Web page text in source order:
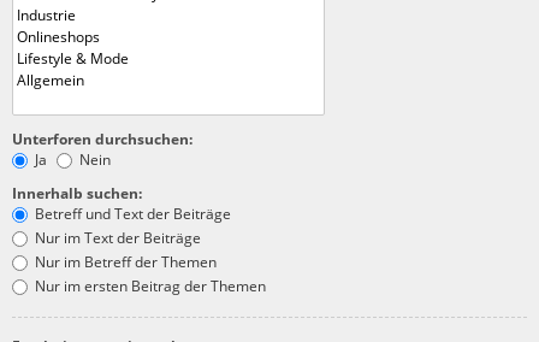
Unterforen durchsuchen:
Ja
Nein
Innerhalb suchen:
Betreff und Text der Beiträge
Nur im Text der Beiträge
Nur im Betreff der Themen
Nur im ersten Beitrag der Themen